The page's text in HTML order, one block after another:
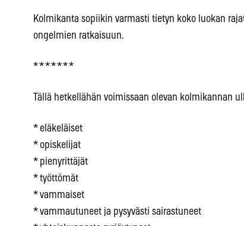
Kolmikanta sopiikin varmasti tietyn koko luokan
ongelmien ratkaisuun.
* * * * * * *
Tällä hetkellähän voimissaan olevan kolmikannan
* eläkeläiset
* opiskelijat
* pienyrittäjät
* työttömät
* vammaiset
* vammautuneet ja pysyvästi sairastuneet